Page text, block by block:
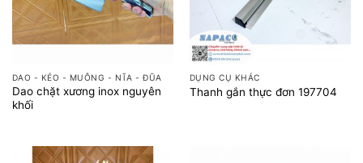
DAO - KÉO - MUỖNG - NĨA - ĐŨA
Dao chặt xương inox nguyên
khối
DỤNG CỤ KHÁC
Thanh gắn thực đơn 197704